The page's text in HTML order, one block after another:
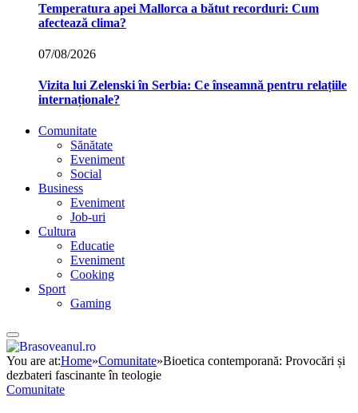
Temperatura apei Mallorca a bătut recorduri: Cum
afectează clima?
07/08/2026
Vizita lui Zelenski în Serbia: Ce înseamnă pentru relațiile
internaționale?
Comunitate
Sănătate
Eveniment
Social
Business
Eveniment
Job-uri
Cultura
Educatie
Eveniment
Cooking
Sport
Gaming
You are at:Home»Comunitate»Bioetica contemporană: Provocări și
dezbateri fascinante în teologie
Comunitate